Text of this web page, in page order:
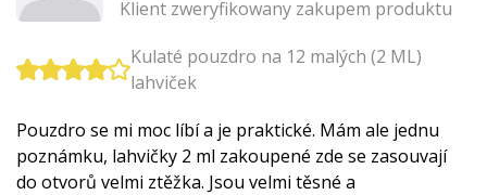
Klient zweryfikowany zakupem produktu
Kulaté pouzdro na 12 malých (2 ML)
lahviček
Pouzdro se mi moc líbí a je praktické. Mám ale jednu
poznámku, lahvičky 2 ml zakoupené zde se zasouvají
do otvorů velmi ztěžka. Jsou velmi těsné a